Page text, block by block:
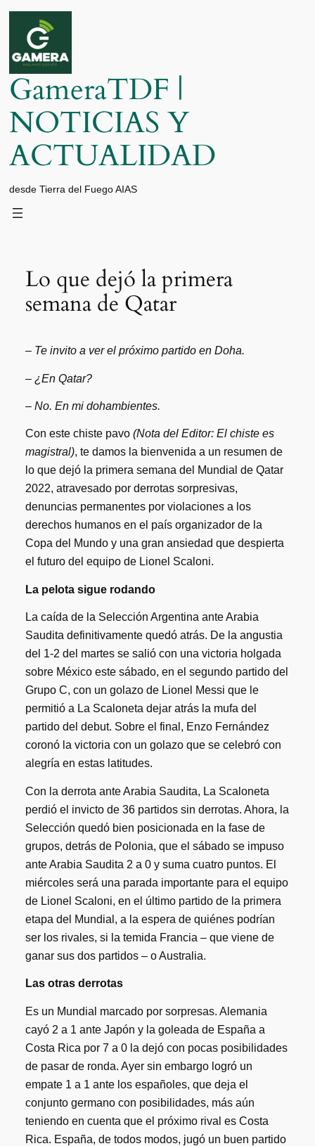
Saltar
contenido
GameraTDF |
NOTICIAS Y
ACTUALIDAD
desde Tierra del Fuego AIAS
Lo que dejó la primera
semana de Qatar
– Te invito a ver el próximo partido en Doha.
– ¿En Qatar?
– No. En mi dohambientes.
Con este chiste pavo (Nota del Editor: El chiste es
magistral), te damos la bienvenida a un resumen de
lo que dejó la primera semana del Mundial de Qatar
2022, atravesado por derrotas sorpresivas,
denuncias permanentes por violaciones a los
derechos humanos en el país organizador de la
Copa del Mundo y una gran ansiedad que despierta
el futuro del equipo de Lionel Scaloni.
La pelota sigue rodando
La caída de la Selección Argentina ante Arabia
Saudita definitivamente quedó atrás. De la angustia
del 1-2 del martes se salió con una victoria holgada
sobre México este sábado, en el segundo partido del
Grupo C, con un golazo de Lionel Messi que le
permitió a La Scaloneta dejar atrás la mufa del
partido del debut. Sobre el final, Enzo Fernández
coronó la victoria con un golazo que se celebró con
alegría en estas latitudes.
Con la derrota ante Arabia Saudita, La Scaloneta
perdió el invicto de 36 partidos sin derrotas. Ahora, la
Selección quedó bien posicionada en la fase de
grupos, detrás de Polonia, que el sábado se impuso
ante Arabia Saudita 2 a 0 y suma cuatro puntos. El
miércoles será una parada importante para el equipo
de Lionel Scaloni, en el último partido de la primera
etapa del Mundial, a la espera de quiénes podrían
ser los rivales, si la temida Francia – que viene de
ganar sus dos partidos – o Australia.
Las otras derrotas
Es un Mundial marcado por sorpresas. Alemania
cayó 2 a 1 ante Japón y la goleada de España a
Costa Rica por 7 a 0 la dejó con pocas posibilidades
de pasar de ronda. Ayer sin embargo logró un
empate 1 a 1 ante los españoles, que deja el
conjunto germano con posibilidades, más aún
teniendo en cuenta que el próximo rival es Costa
Rica. España, de todos modos, jugó un buen partido